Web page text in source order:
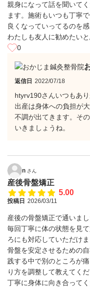
親身になって話を聞いて
ます。施術もいつも丁寧
良くなっていってるのを感
わたしも友人に勧めたいと
0
返信日 2022/07/18
htyrv190さんいつもあり
出産は身体への負担が
不調が出てきます。そ
いきましょうね。
n さん
産後骨盤矯正
5.00
投稿日 2026/03/11
産後の骨盤矯正で通いまし
毎回丁寧に体の状態を見
ろにも対応していただけま
骨盤を安定させるための
践する中で別のところが
り方を調整して教えてくだ
丁寧に身体に向き合って